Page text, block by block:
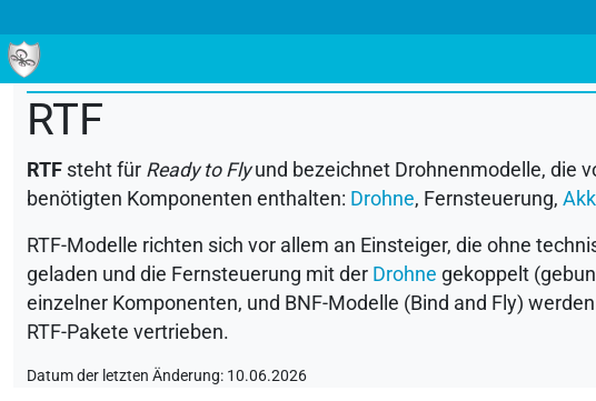
RTF
RTF steht für Ready to Flyund bezeichnet Drohnenmodelle, die
benötigten Komponenten enthalten: Drohne, Fernsteuerung,
RTF-Modelle richten sich vor allem an Einsteiger, die ohne
geladen und die Fernsteuerung mit der Drohne gekoppelt
einzelner Komponenten, und BNF-Modelle (Bind and Fly)
RTF-Pakete vertrieben.
Datum der letzten Änderung: 10.06.2026